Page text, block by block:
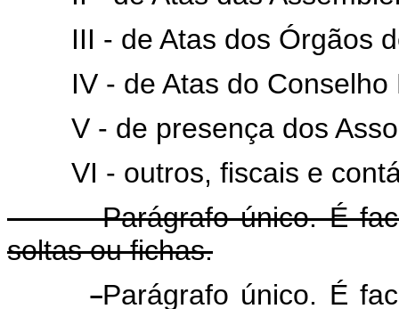
III - de Atas dos Órgãos
IV - de Atas do Conselho
V - de presença dos
VI - outros, fiscais e
Parágrafo único. É
soltas ou fichas.
Parágrafo único. É